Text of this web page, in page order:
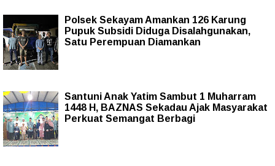
Polsek Sekayam Amankan 126 Karung
Pupuk Subsidi Diduga Disalahgunakan,
Satu Perempuan Diamankan
Santuni Anak Yatim Sambut 1 Muharram
1448 H, BAZNAS Sekadau Ajak Masyarakat
Perkuat Semangat Berbagi